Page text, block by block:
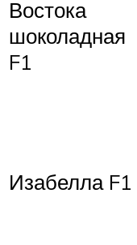
Востока
шоколадная
F1
Изабелла F1